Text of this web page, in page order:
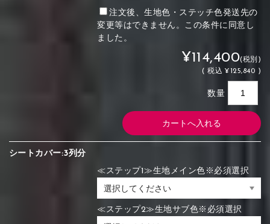
注文後、生地色・ステッチ色発送先の
変更等はできません。この条件に同意し
ました。
¥114,400(税別)
(税込 ¥125,840 )
数量
シートカバー:3列分
≪ステップ1≫生地メイン色※必須選択
≪ステップ2≫生地サブ色※必須選択